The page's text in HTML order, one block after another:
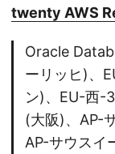
twenty AWS
Oracle
ーリッヒ)、
ン)、EU-西-
(大阪)、AP-
AP-サウスイ